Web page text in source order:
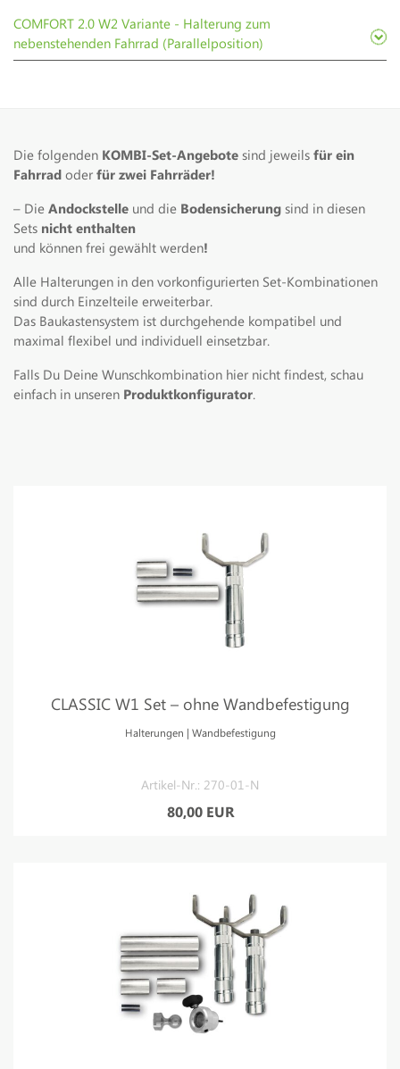
COMFORT 2.0 W2 Variante - Halterung zum
nebenstehenden Fahrrad (Parallelposition)
Die folgenden KOMBI-Set-Angebote sind jeweils für ein
Fahrrad oder für zwei Fahrräder!
– Die Andockstelle und die Bodensicherung sind in diesen
Sets nicht enthalten
und können frei gewählt werden!
Alle Halterungen in den vorkonfigurierten Set-Kombinationen
sind durch Einzelteile erweiterbar.
Das Baukastensystem ist durchgehende kompatibel und
maximal flexibel und individuell einsetzbar.
Falls Du Deine Wunschkombination hier nicht findest, schau
einfach in unseren Produktkonfigurator.
CLASSIC W1 Set – ohne Wandbefestigung
Halterungen | Wandbefestigung
Artikel-Nr.: 270-01-N
80,00 EUR